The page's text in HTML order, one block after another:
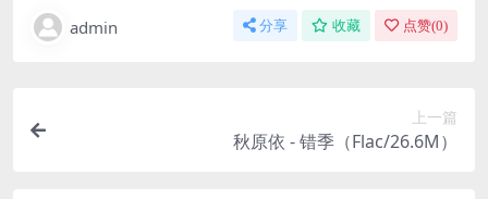
admin 分享 收藏 点赞(0)
上一篇
秋原依 - 错季（Flac/26.6M）